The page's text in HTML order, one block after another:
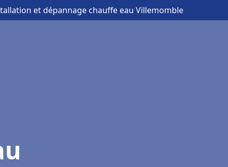
et dépannage chauffe eau Villemomble